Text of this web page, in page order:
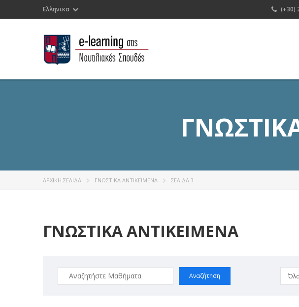
Ελληνικα (+30)
ΑΡΧΙΚΉ ΣΕΛΊΔΑ ΓΝΩΣΤΙΚΑ ΑΝΤΙΚΕΙΜΕΝΑ ΣΕΛΊΔΑ 3
ΓΝΩΣΤΙΚΑ ΑΝΤΙΚΕΙΜΕΝΑ
Αναζήτηση
για: